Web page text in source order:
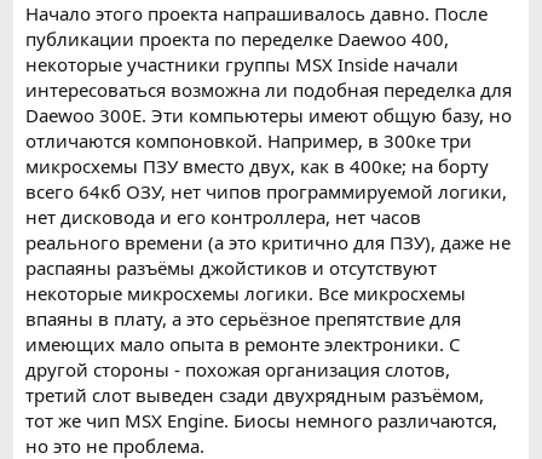
Начало этого проекта напрашивалось давно. После
публикации проекта по переделке Daewoo 400,
некоторые участники группы MSX Inside начали
интересоваться возможна ли подобная переделка для
Daewoo 300E. Эти компьютеры имеют общую базу, но
отличаются компоновкой. Например, в 300ке три
микросхемы ПЗУ вместо двух, как в 400ке; на борту
всего 64кб ОЗУ, нет чипов программируемой логики,
нет дисковода и его контроллера, нет часов
реального времени (а это критично для ПЗУ), даже не
распаяны разъёмы джойстиков и отсутствуют
некоторые микросхемы логики. Все микросхемы
впаяны в плату, а это серьёзное препятствие для
имеющих мало опыта в ремонте электроники. С
другой стороны - похожая организация слотов,
третий слот выведен сзади двухрядным разъёмом,
тот же чип MSX Engine. Биосы немного различаются,
но это не проблема.